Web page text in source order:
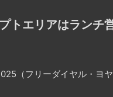
トエリアはランチ
（フリーダイヤル・ヨヤ